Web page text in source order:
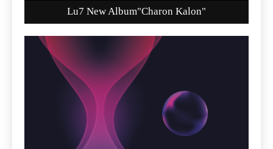
Lu7 New Album"Charon Kalon"